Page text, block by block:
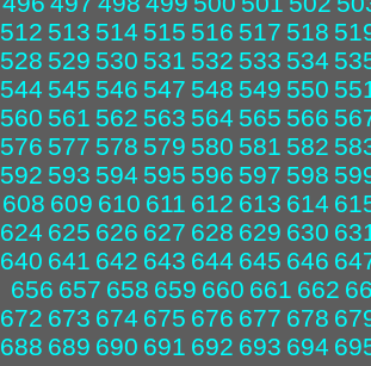
512 513 514 515 516 517 518
528 529 530 531 532 533 534
544 545 546 547 548 549 550
560 561 562 563 564 565 566
576 577 578 579 580 581 582
592 593 594 595 596 597 598
608 609 610 611 612 613 614
624 625 626 627 628 629 630
640 641 642 643 644 645 646
656 657 658 659 660 661 662
672 673 674 675 676 677 678
688 689 690 691 692 693 694